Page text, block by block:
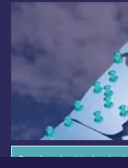
Overige dagbladen in